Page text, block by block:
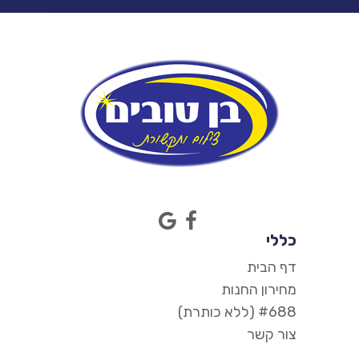
כללי
דף הבית
מחירון החנות
#688 (ללא כותרת)
צור קשר